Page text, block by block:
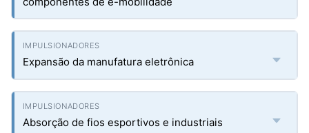
Expansão da manufatura eletrônica
Absorção de fios esportivos e industriais